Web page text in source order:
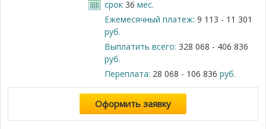
срок 36 мес.
Ежемесячный платеж: 9 113 - 11 301
руб.
Выплатить всего: 328 068 - 406 836
руб.
Переплата: 28 068 - 106 836 руб.
Оформить заявку